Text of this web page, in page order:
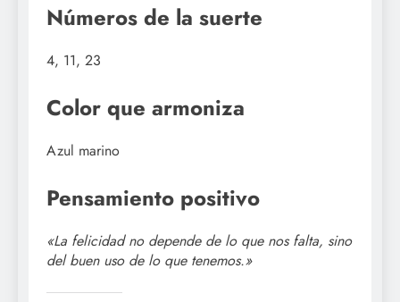
Números de la suerte
4, 11, 23
Color que armoniza
Azul marino
Pensamiento positivo
«La felicidad no depende de lo que nos falta, sino
del buen uso de lo que tenemos.»